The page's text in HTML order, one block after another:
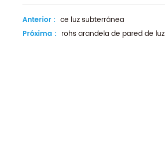
Anterior : ce luz subterránea
Próxima : rohs arandela de pared de luz